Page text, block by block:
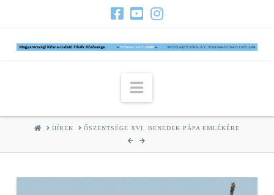
Navigation
HOMEHÍREK ŐSZENTSÉGE XVI. BENEDEK PÁPA EMLÉKÉRE